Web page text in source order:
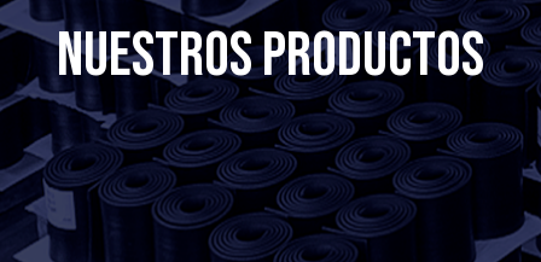
NUESTROS PRODUCTOS